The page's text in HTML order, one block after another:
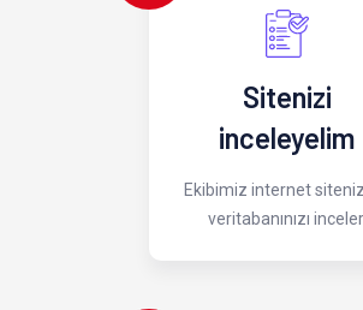
Sitenizi
inceleyelim
Ekibimiz internet
veritabanınızı inceler.